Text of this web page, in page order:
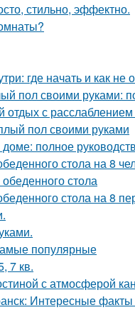
стильно, эффектно.
где начать и как не
пол своими руками:
с
пол своими руками
полное
стола на 8
стола
стола на 8
популярные
7 кв.
с атмосферой
Интересные факты